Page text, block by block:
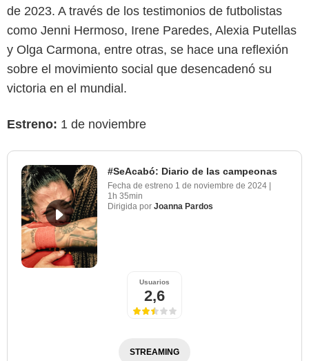
de 2023. A través de los testimonios de futbolistas
como Jenni Hermoso, Irene Paredes, Alexia Putellas
y Olga Carmona, entre otras, se hace una reflexión
sobre el movimiento social que desencadenó su
victoria en el mundial.
Estreno: 1 de noviembre
#SeAcabó: Diario de las campeonas
Fecha de estreno 1 de noviembre de 2024
1h 35min
Dirigida por Joanna Pardos
Usuarios
2,6
STREAMING